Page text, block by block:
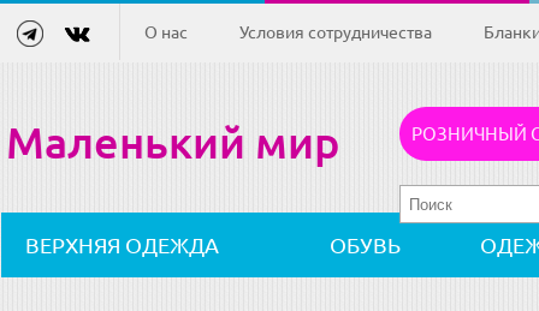
О нас Условия сотрудничества
Маленький мир РОЗНИЧНЫЙ
ВЕРХНЯЯ ОДЕЖДА ОБУВЬ